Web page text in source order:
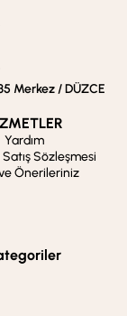
Merkez / DÜZCE
Yardım
Sözleşmesi
Önerileriniz